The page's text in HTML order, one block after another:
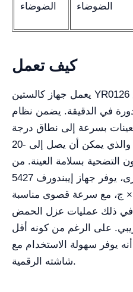
الضوضاء
الضوضاء
كيف تعمل
يعمل جهاز كالستين YR0126 بمحرك قوي قادر على تحقيق
تصل إلى 20,000 دورة في الدقيقة. يضمن نظام
العينات بسرعة إلى نطاق درجة
الحرارة المطلوب، والذي يمكن أن يصل إلى -20°C، مما
التضحية بسلامة العينة. من
ناحية أخرى، يوفر جهاز إيبندورف 5427 R قوة طرد مركزي
موثوقة تصل إلى 16,220 × ج، مع سرعة قصوى مناسبة
في ذلك عمليات عزل الحمض
على الرغم من كونه أقل
يوفر سهولة الاستخدام مع
شاشته الرقمية.